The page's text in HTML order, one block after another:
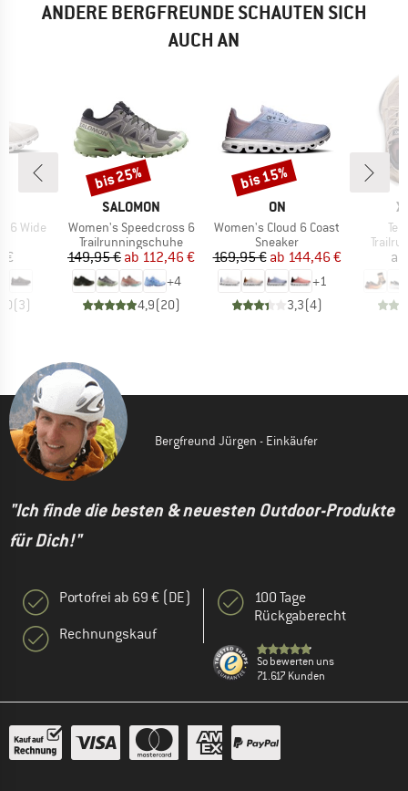
ANDERE BERGFREUNDE SCHAUTEN SICH
AUCH AN
6 Wide
€
(3)
MARKE
SALOMON
Artikel
Women's Speedcross 6
Produktgruppe
Trailrunningschuhe
Preis
149,95 € reduzierter Preis
ab 112,46 €
+4
4,9(20)
Rabatt
bis 25%
MARKE
ON
Artikel
Women's Cloud 6 Coast
Produktgruppe
Sneaker
Preis
169,95 € reduzierter Preis
ab 144,46 €
+1
3,3(4)
Rabatt
bis 15%
ab
Bergfreund Jürgen - Einkäufer
"Ich finde die besten & neuesten Outdoor-Produkte
für Dich!"
Portofrei ab 69 € (DE)
Rechnungskauf
100 Tage
Rückgaberecht
So bewerten uns
71.617 Kunden